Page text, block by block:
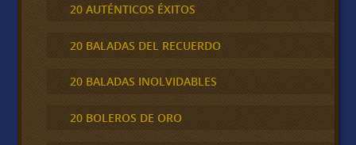
20 AUTÉNTICOS ÉXITOS
20 BALADAS DEL RECUERDO
20 BALADAS INOLVIDABLES
20 BOLEROS DE ORO